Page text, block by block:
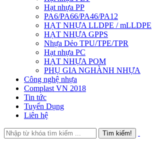
Hạt nhựa PP
PA6/PA66/PA46/PA12
HẠT NHỰA LLDPE / mLLDPE
HẠT NHỰA GPPS
Nhựa Dẻo TPU/TPE/TPR
Hạt nhựa PC
HẠT NHỰA POM
PHỤ GIA NGHÀNH NHỰA
Công nghệ nhựa
Complast VN 2018
Tin tức
Tuyển Dụng
Liên hệ